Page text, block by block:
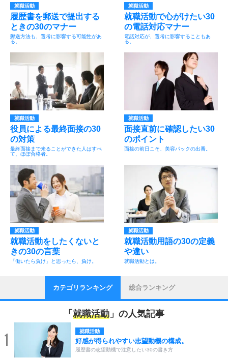
就職活動
履歴書を郵送で提出する
ときの30のマナー
郵送方法も、選考に影響する可能性があ
る。
就職活動
就職活動で心がけたい30
の電話対応マナー
電話対応が、選考に影響することもあ
る。
就職活動
役員による最終面接の30
の対策
最終面接まで来ることができた人はすべ
て、ほぼ合格者。
就職活動
面接直前に確認したい30
のポイント
面接の前日こそ、美容パックの出番。
就職活動
就職活動をしたくないと
きの30の言葉
「働いたら負け」と思ったら、負け。
就職活動
就職活動用語の30の定義
や違い
就職活動とは。
カテゴリランキング 総合ランキング
「 就職活動 」の人気記事
1 就職活動
好感が得られやすい志望動機の構成。
履歴書の志望動機で注意したい30の書き方